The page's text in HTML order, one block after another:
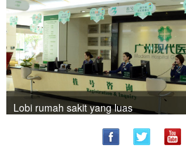
Lobi rumah sakit yang luas